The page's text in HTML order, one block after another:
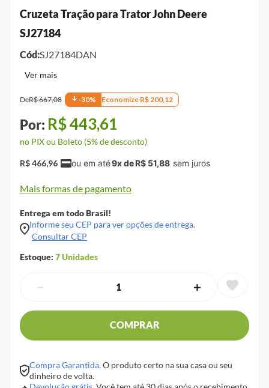
Cruzeta Tração para Trator John Deere
SJ27184
Cód:SJ27184DAN
DeR$667,08 -30% Economize R$200,12
R$443,61
no PIX ou Boleto (5% de desconto)
R$466,96 9x deR$ 51,88
Mais formas de pagamento
Entrega em todo Brasil!
Informe seu CEP para ver opções de entrega.
Consultar CEP
Estoque: 7Unidades
＋
－
COMPRAR
Compra Garantida.O produto certo na sua casa ou seu
dinheiro de volta.